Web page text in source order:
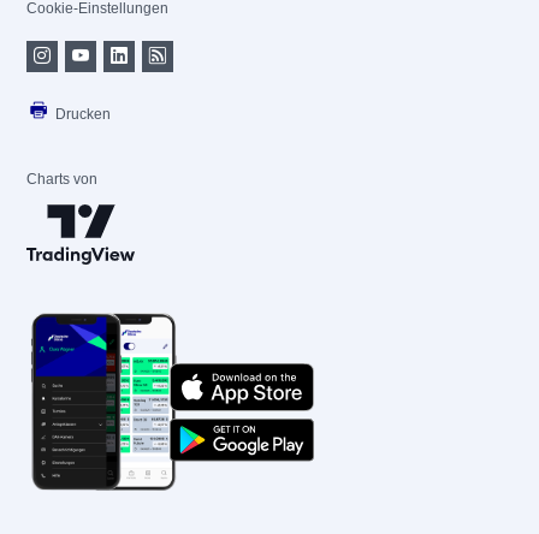
Cookie-Einstellungen
Drucken
Charts von